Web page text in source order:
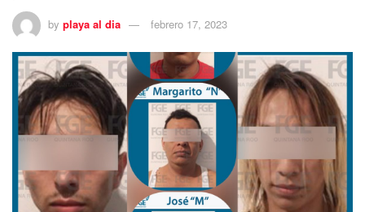
by playa al dia febrero 17, 2023